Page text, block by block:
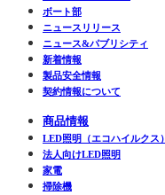
ボート部
ニュースリリース
ニュース&パブリシティ
新着情報
製品安全情報
契約情報について
商品情報
LED照明（エコハイルクス）
法人向けLED照明
家電
掃除機